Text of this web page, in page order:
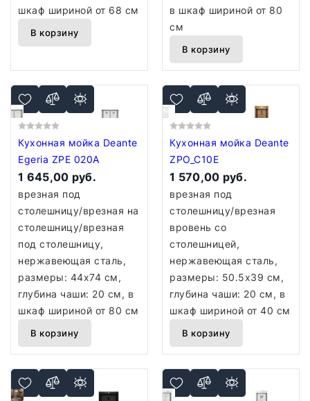
шкаф шириной от 68 см
В корзину
в шкаф шириной от 80
см
В корзину
Кухонная мойка Deante
Egeria ZPE 020A
1 645,00 руб.
врезная под
столешницу/врезная на
столешницу/врезная
под столешницу,
нержавеющая сталь,
размеры: 44x74 см,
глубина чаши: 20 см, в
шкаф шириной от 80 см
В корзину
Кухонная мойка Deante
ZPO_C10E
1 570,00 руб.
врезная под
столешницу/врезная
вровень со
столешницей,
нержавеющая сталь,
размеры: 50.5x39 см,
глубина чаши: 20 см, в
шкаф шириной от 40 см
В корзину